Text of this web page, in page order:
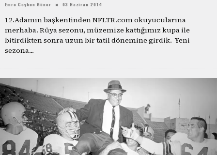
Emre Ceyhun Güner 03 Haziran 2014
12.Adamın başkentinden NFLTR.com okuyucularına
merhaba. Rüya sezonu, müzemize kattığımız kupa ile
bitirdikten sonra uzun bir tatil dönemine girdik. Yeni
sezona...